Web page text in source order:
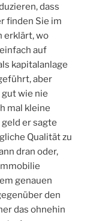
dass
finden Sie im
erklärt, wo
auf
kapitalanlage
aber
wie nie
mal kleine
er sagte
Qualität zu
dran oder,
genauen
den
das ohnehin